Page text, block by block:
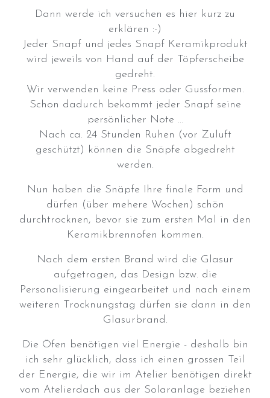
Dann werde ich versuchen es hier kurz zu
erklären :-)
Jeder Snapf und jedes Snapf Keramikprodukt
wird jeweils von Hand auf der Töpferscheibe
gedreht.
Wir verwenden keine Press oder Gussformen.
Schon dadurch bekommt jeder Snapf seine
persönlicher Note ...
Nach ca. 24 Stunden Ruhen (vor Zuluft
geschützt) können die Snäpfe abgedreht
werden.
Nun haben die Snäpfe Ihre finale Form und
dürfen (über mehere Wochen) schön
durchtrocknen, bevor sie zum ersten Mal in den
Keramikbrennofen kommen.
Nach dem ersten Brand wird die Glasur
aufgetragen, das Design bzw. die
Personalisierung eingearbeitet und nach einem
weiteren Trocknungstag dürfen sie dann in den
Glasurbrand.
Die Öfen benötigen viel Energie - deshalb bin
ich sehr glücklich, dass ich einen grossen Teil
der Energie, die wir im Atelier benötigen direkt
vom Atelierdach aus der Solaranlage beziehen